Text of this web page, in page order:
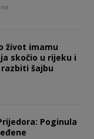
život imamu
skočio u rijeku i
šajbu
Poginula